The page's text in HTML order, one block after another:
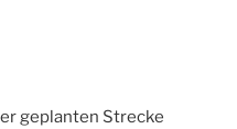
geplanten Strecke